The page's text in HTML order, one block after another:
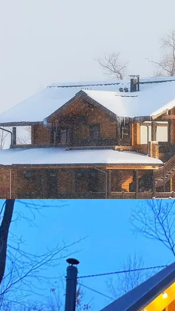
первом бронировании номера